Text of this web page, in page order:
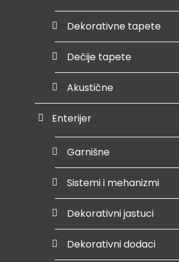
Dekorativne tapete
Dečije tapete
Akustične
Enterijer
Garnišne
Sistemi i mehanizmi
Dekorativni jastuci
Dekorativni dodaci